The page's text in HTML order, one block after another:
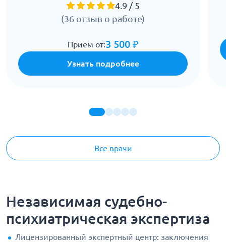
Все врачи
4.9 / 5
(36 отзыв о работе)
Прием от:3 500 ₽
Узнать подробнее
Независимая судебно-
психиатрическая экспертиза
Лицензированный экспертный центр: заключения